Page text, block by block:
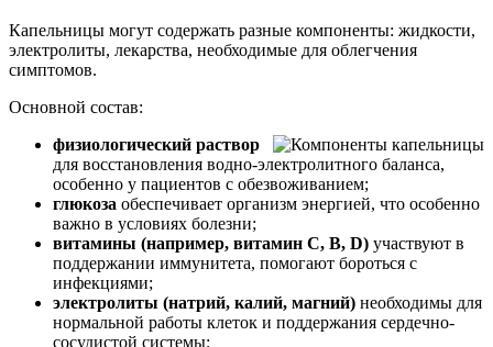
Капельницы могут содержать разные компоненты: жидкости,
электролиты, лекарства, необходимые для облегчения
симптомов.
Основной состав:
физиологический раствор
для восстановления водно-электролитного баланса,
особенно у пациентов с обезвоживанием;
глюкоза обеспечивает организм энергией, что особенно
важно в условиях болезни;
витамины (например, витамин C, B, D) участвуют в
поддержании иммунитета, помогают бороться с
инфекциями;
электролиты (натрий, калий, магний) необходимы для
нормальной работы клеток и поддержания сердечно-
сосудистой системы;